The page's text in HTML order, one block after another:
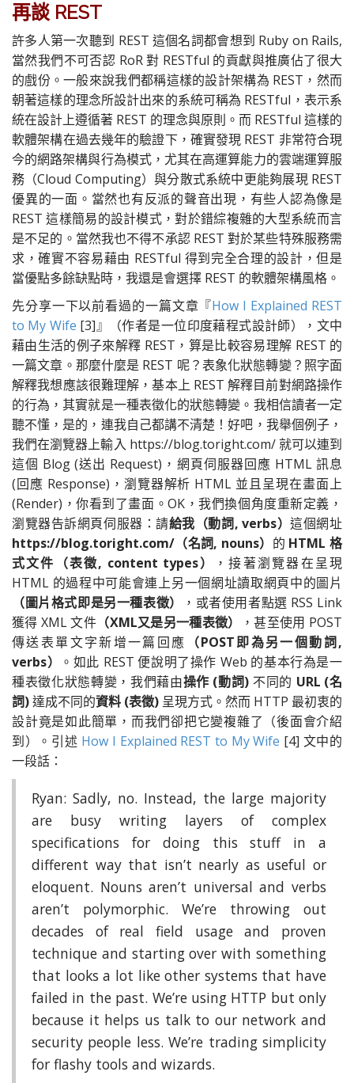
再談 REST
許多人第一次聽到 REST 這個名詞都會想到 Ruby on Rails,
當然我們不可否認 RoR 對 RESTful 的貢獻與推廣佔了很大
的戲份。一般來說我們都稱這樣的設計架構為 REST，然而
朝著這樣的理念所設計出來的系統可稱為 RESTful，表示系
統在設計上遵循著 REST 的理念與原則。而 RESTful 這樣的
軟體架構在過去幾年的驗證下，確實發現 REST 非常符合現
今的網路架構與行為模式，尤其在高運算能力的雲端運算服
務（Cloud Computing）與分散式系統中更能夠展現 REST
優異的一面。當然也有反派的聲音出現，有些人認為像是
REST 這樣簡易的設計模式，對於錯綜複雜的大型系統而言
是不足的。當然我也不得不承認 REST 對於某些特殊服務需
求，確實不容易藉由 RESTful 得到完全合理的設計，但是
當優點多餘缺點時，我還是會選擇 REST 的軟體架構風格。
先分享一下以前看過的一篇文章『How I Explained REST
to My Wife [3]』（作者是一位印度藉程式設計師），文中
藉由生活的例子來解釋 REST，算是比較容易理解 REST 的
一篇文章。那麼什麼是 REST 呢？表象化狀態轉變？照字面
解釋我想應該很難理解，基本上 REST 解釋目前對網路操作
的行為，其實就是一種表徵化的狀態轉變。我相信讀者一定
聽不懂，是的，連我自己都講不清楚！好吧，我舉個例子，
我們在瀏覽器上輸入 https://blog.toright.com/ 就可以連到
這個 Blog (送出 Request)，網頁伺服器回應 HTML 訊息
(回應 Response)，瀏覽器解析 HTML 並且呈現在畫面上
(Render)，你看到了畫面。OK，我們換個角度重新定義，
瀏覽器告訴網頁伺服器：請給我（動詞, verbs）這個網址
https://blog.toright.com/（名詞, nouns） 的 HTML 格
式文件（表徵, content types）
，接著瀏覽器在呈現
HTML 的過程中可能會連上另一個網址讀取網頁中的圖片
（圖片格式即是另一種表徵）
，或者使用者點選 RSS Link
獲得 XML 文件 （XML又是另一種表徵）
，甚至使用 POST
傳送表單文字新增一篇回應
（POST即為另一個動詞,
verbs）
。如此 REST 便說明了操作 Web 的基本行為是一
種表徵化狀態轉變，我們藉由操作 (動詞) 不同的 URL (名
詞)達成不同的資料 (表徵) 呈現方式。然而 HTTP 最初衷的
設計竟是如此簡單，而我們卻把它變複雜了（後面會介紹
到）。引述 How I Explained REST to My Wife [4] 文中的
一段話：
Ryan: Sadly, no. Instead, the large majority
are busy writing layers of complex
specifications for doing this stuff in a
different way that isn’t nearly as useful or
eloquent. Nouns aren’t universal and verbs
aren’t polymorphic. We’re throwing out
decades of real field usage and proven
technique and starting over with something
that looks a lot like other systems that have
failed in the past. We’re using HTTP but only
because it helps us talk to our network and
security people less. We’re trading simplicity
for flashy tools and wizards.